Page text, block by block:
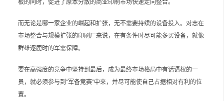
板的同时，促进了原本分散的商业印刷市场快速走向整合。
而无论是哪一家企业的崛起和扩张，无不需要持续的设备投入。对志在
市场整合与规模扩张的印刷厂来说，在有条件时尽可能多买设备，就像
群雄逐鹿时的军需保障。
要在高强度的竞争中坚持到最后，成为最终市场格局中有话语权的一
员，就必须参与到“军备竞赛”中来，并尽可能使自己占据相对有利的位
置。